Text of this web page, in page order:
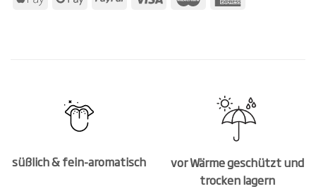
süßlich & fein-aromatisch
vor Wärme geschützt und
trocken lagern